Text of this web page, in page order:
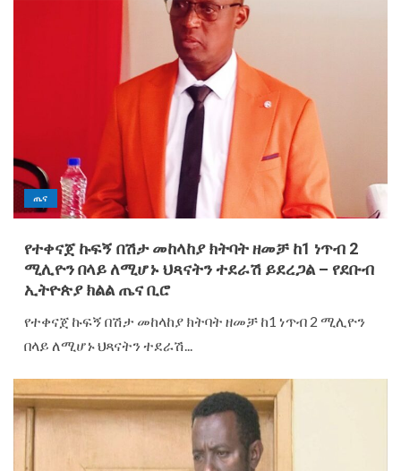
ጤና
የተቀናጀ ኩፍኝ በሽታ መከላከያ ክትባት ዘመቻ ከ1 ነጥብ 2
ሚሊዮን በላይ ለሚሆኑ ህጻናትን ተደራሽ ይደረጋል – የደቡብ
ኢትዮጵያ ክልል ጤና ቢሮ
የተቀናጀ ኩፍኝ በሽታ መከላከያ ክትባት ዘመቻ ከ1 ነጥብ 2 ሚሊዮን
በላይ ለሚሆኑ ህጻናትን ተደራሽ...